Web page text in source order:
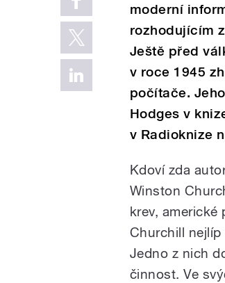
moderní
rozhodujícím
Ještě před
v roce 1945
počítače.
Hodges v
v Radioknize
Kdoví zda
Winston
krev, americké
Churchill
Jedno z nich
činnost. Ve